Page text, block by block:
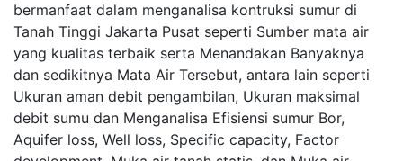
bermanfaat dalam menganalisa kontruksi sumur di
Tanah Tinggi Jakarta Pusat seperti Sumber mata air
yang kualitas terbaik serta Menandakan Banyaknya
dan sedikitnya Mata Air Tersebut, antara lain seperti
Ukuran aman debit pengambilan, Ukuran maksimal
debit sumu dan Menganalisa Efisiensi sumur Bor,
Aquifer loss, Well loss, Specific capacity, Factor